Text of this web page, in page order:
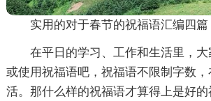
实用的对于春节的祝福语汇编四篇
在平日的学习、工作和生活里，
或使用祝福语吧，祝福语不限制字数，
活。那什么样的祝福语才算得上是好